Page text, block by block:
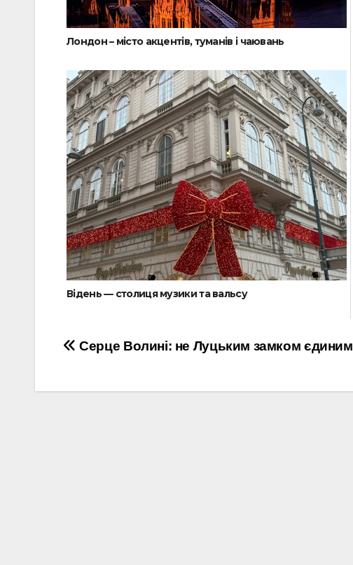
Лондон – місто акцентів, туманів і чаювань
Відень — столиця музики та вальсу
Навігація
Серце Волині: не Луцьким замком єдиним